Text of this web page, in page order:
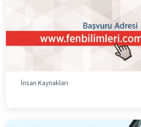
İnsan Kaynakları